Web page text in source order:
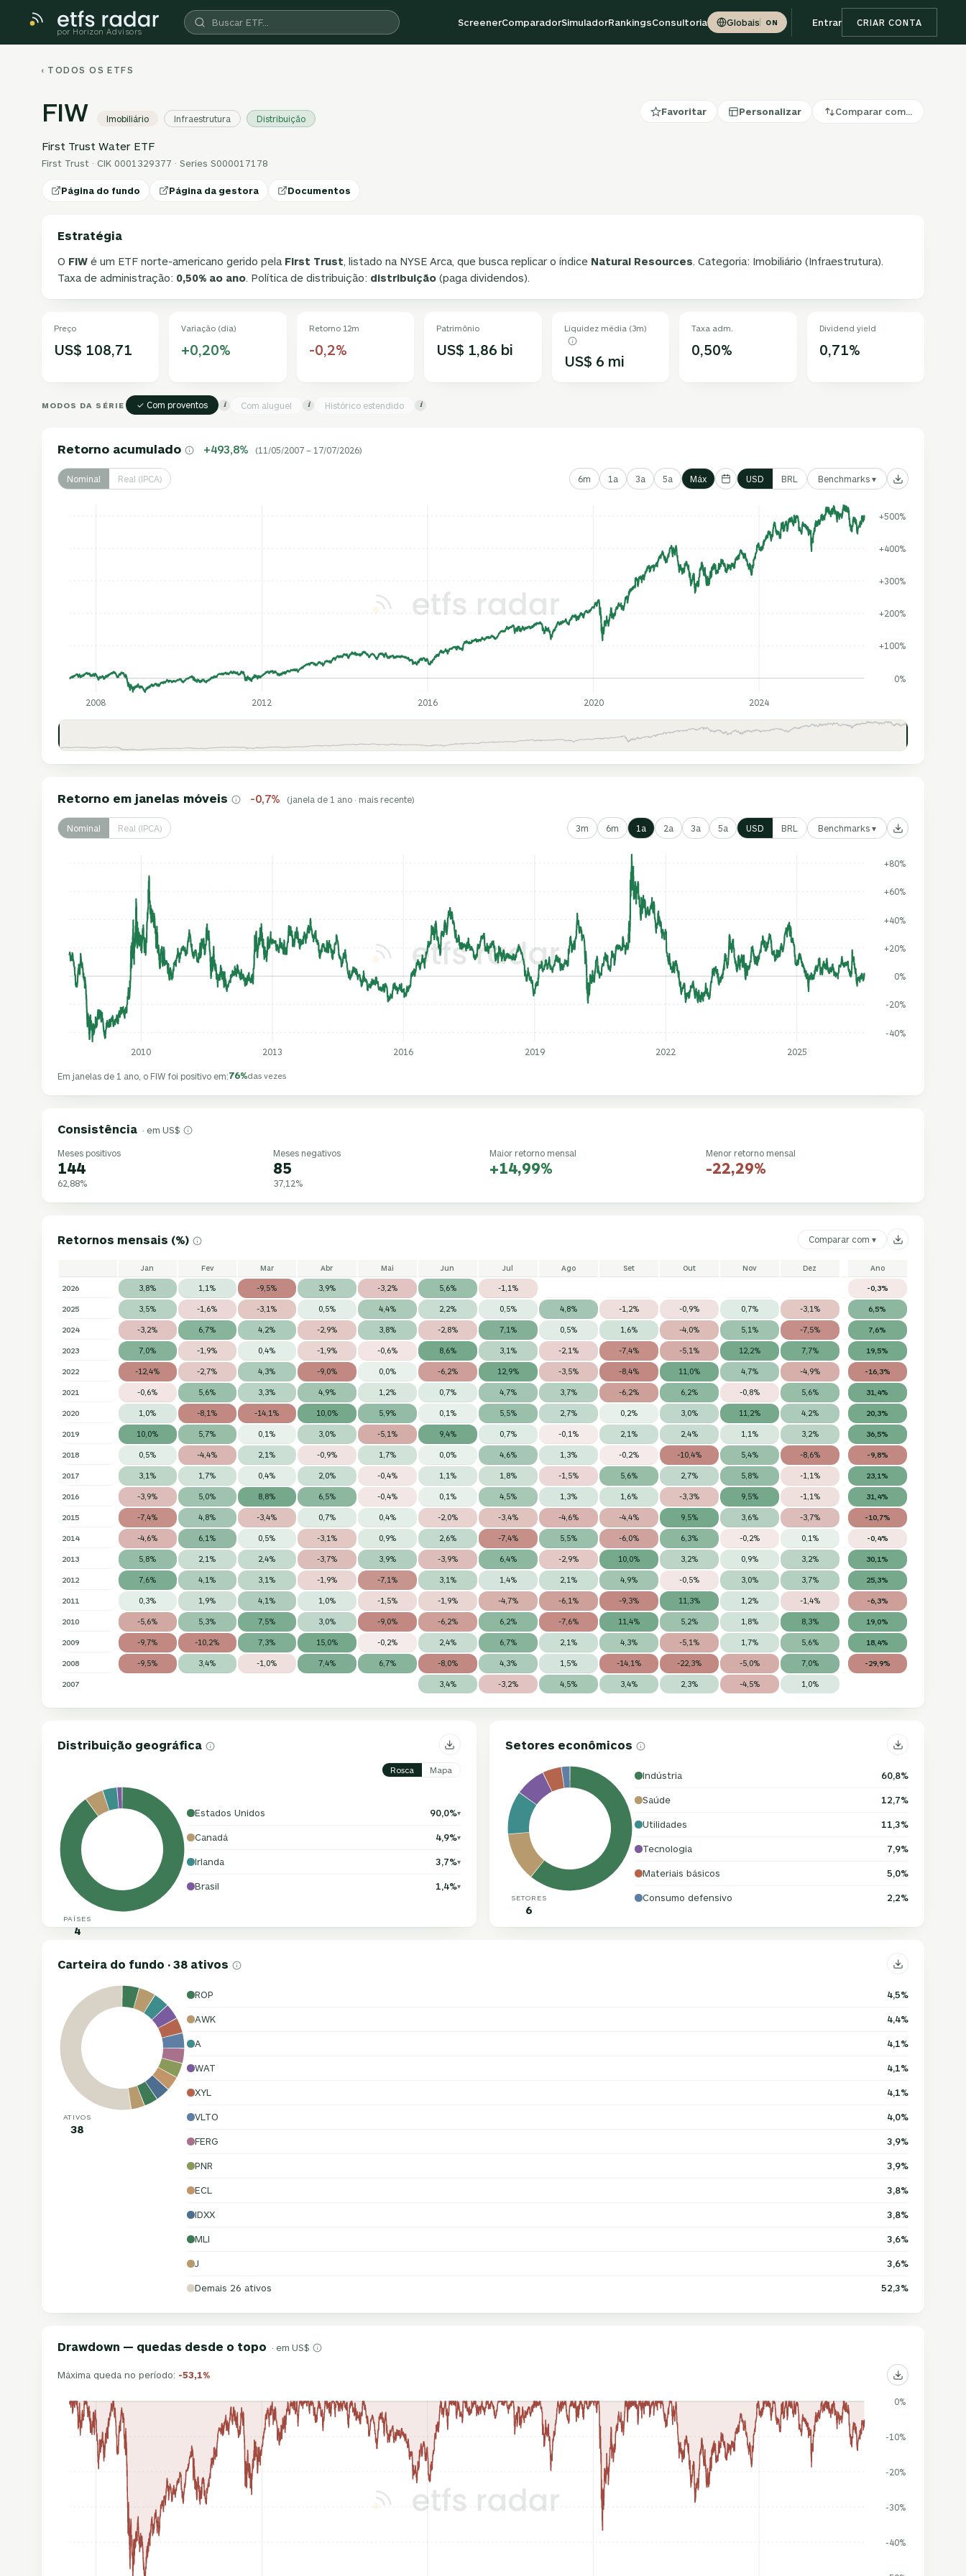
por Horizon Advisors
ScreenerComparadorSimuladorRankingsConsultoria Globais ON Entrar CRIAR CONTA
‹ TODOS OS ETFS
FIW Imobiliário Infraestrutura Distribuição
Favoritar Personalizar Comparar com…
First Trust Water ETF
First Trust · CIK 0001329377 · Series S000017178
Página do fundo Página da gestora Documentos
Estratégia
O FIWé um ETF norte-americano gerido pela First Trust, listado na NYSE Arca, que busca replicar o índice Natural Resources. Categoria: Imobiliário (Infraestrutura).
Taxa de administração: 0,50% ao ano. Política de distribuição: distribuição(paga dividendos).
Preço
US$ 108,71
Variação (dia)
+0,20%
Retorno 12m
-0,2%
Patrimônio
US$ 1,86 bi
Liquidez média (3m)
US$ 6 mi
Taxa adm.
0,50%
Dividend yield
0,71%
MODOS DA SÉRIE ✓ Com proventos i Com aluguel i Histórico estendido i
Retorno acumulado +493,8% (11/05/2007 – 17/07/2026)
Nominal Real (IPCA) 6m 1a 3a 5a Máx USD BRL Benchmarks ▾
0%
+100%
+200%
+300%
+400%
+500%
2008 2012 2016 2020 2024
Retorno em janelas móveis -0,7% (janela de 1 ano · mais recente)
Nominal Real (IPCA) 3m 6m 1a 2a 3a 5a USD BRL Benchmarks ▾
-40%
-20%
0%
+20%
+40%
+60%
+80%
2010 2013 2016 2019 2022 2025
Em janelas de 1 ano, o FIW foi positivo em:76%das vezes
Consistência · em US$
Meses positivos
144
62,88%
Meses negativos
85
37,12%
Maior retorno mensal
+14,99%
Menor retorno mensal
-22,29%
Retornos mensais (%) Comparar com ▾
Jan Fev Mar Abr Mai Jun Jul Ago Set Out Nov Dez Ano
2026 3,8% 1,1% -9,5% 3,9% -3,2% 5,6% -1,1% -0,3%
2025 3,5% -1,6% -3,1% 0,5% 4,4% 2,2% 0,5% 4,8% -1,2% -0,9% 0,7% -3,1% 6,5%
2024 -3,2% 6,7% 4,2% -2,9% 3,8% -2,8% 7,1% 0,5% 1,6% -4,0% 5,1% -7,5% 7,6%
2023 7,0% -1,9% 0,4% -1,9% -0,6% 8,6% 3,1% -2,1% -7,4% -5,1% 12,2% 7,7% 19,5%
2022 -12,4% -2,7% 4,3% -9,0% 0,0% -6,2% 12,9% -3,5% -8,4% 11,0% 4,7% -4,9% -16,3%
2021 -0,6% 5,6% 3,3% 4,9% 1,2% 0,7% 4,7% 3,7% -6,2% 6,2% -0,8% 5,6% 31,4%
2020 1,0% -8,1% -14,1% 10,0% 5,9% 0,1% 5,5% 2,7% 0,2% 3,0% 11,2% 4,2% 20,3%
2019 10,0% 5,7% 0,1% 3,0% -5,1% 9,4% 0,7% -0,1% 2,1% 2,4% 1,1% 3,2% 36,5%
2018 0,5% -4,4% 2,1% -0,9% 1,7% 0,0% 4,6% 1,3% -0,2% -10,4% 5,4% -8,6% -9,8%
2017 3,1% 1,7% 0,4% 2,0% -0,4% 1,1% 1,8% -1,5% 5,6% 2,7% 5,8% -1,1% 23,1%
2016 -3,9% 5,0% 8,8% 6,5% -0,4% 0,1% 4,5% 1,3% 1,6% -3,3% 9,5% -1,1% 31,4%
2015 -7,4% 4,8% -3,4% 0,7% 0,4% -2,0% -3,4% -4,6% -4,4% 9,5% 3,6% -3,7% -10,7%
2014 -4,6% 6,1% 0,5% -3,1% 0,9% 2,6% -7,4% 5,5% -6,0% 6,3% -0,2% 0,1% -0,4%
2013 5,8% 2,1% 2,4% -3,7% 3,9% -3,9% 6,4% -2,9% 10,0% 3,2% 0,9% 3,2% 30,1%
2012 7,6% 4,1% 3,1% -1,9% -7,1% 3,1% 1,4% 2,1% 4,9% -0,5% 3,0% 3,7% 25,3%
2011 0,3% 1,9% 4,1% 1,0% -1,5% -1,9% -4,7% -6,1% -9,3% 11,3% 1,2% -1,4% -6,3%
2010 -5,6% 5,3% 7,5% 3,0% -9,0% -6,2% 6,2% -7,6% 11,4% 5,2% 1,8% 8,3% 19,0%
2009 -9,7% -10,2% 7,3% 15,0% -0,2% 2,4% 6,7% 2,1% 4,3% -5,1% 1,7% 5,6% 18,4%
2008 -9,5% 3,4% -1,0% 7,4% 6,7% -8,0% 4,3% 1,5% -14,1% -22,3% -5,0% 7,0% -29,9%
2007 3,4% -3,2% 4,5% 3,4% 2,3% -4,5% 1,0%
Distribuição geográfica
Rosca Mapa
PAÍSES
4
Estados Unidos 90,0%▾
Canadá 4,9%▾
Irlanda 3,7%▾
Brasil 1,4%▾
Setores econômicos
SETORES
6
Indústria 60,8%
Saúde 12,7%
Utilidades 11,3%
Tecnologia 7,9%
Materiais básicos 5,0%
Consumo defensivo 2,2%
Carteira do fundo · 38 ativos
ATIVOS
38
ROP 4,5%
AWK 4,4%
A 4,1%
WAT 4,1%
XYL 4,1%
VLTO 4,0%
FERG 3,9%
PNR 3,9%
ECL 3,8%
IDXX 3,8%
MLI 3,6%
J 3,6%
Demais 26 ativos 52,3%
Drawdown — quedas desde o topo · em US$
Máxima queda no período: -53,1%
-40%
-30%
-20%
-10%
0%